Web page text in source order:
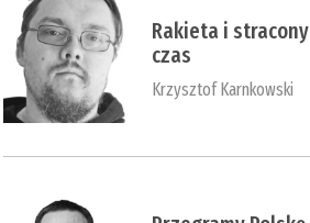
Rakieta i stracony
czas
Krzysztof Karnkowski